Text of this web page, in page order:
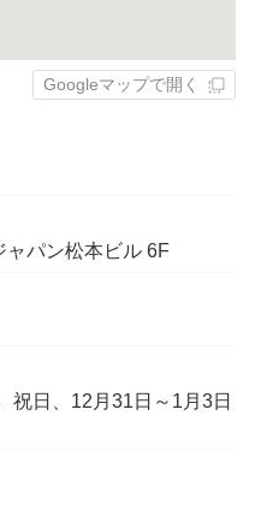
Googleマップで開く
ャパン松本ビル 6F
祝日、12月31日～1月3日